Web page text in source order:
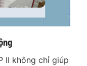
II không chỉ giúp